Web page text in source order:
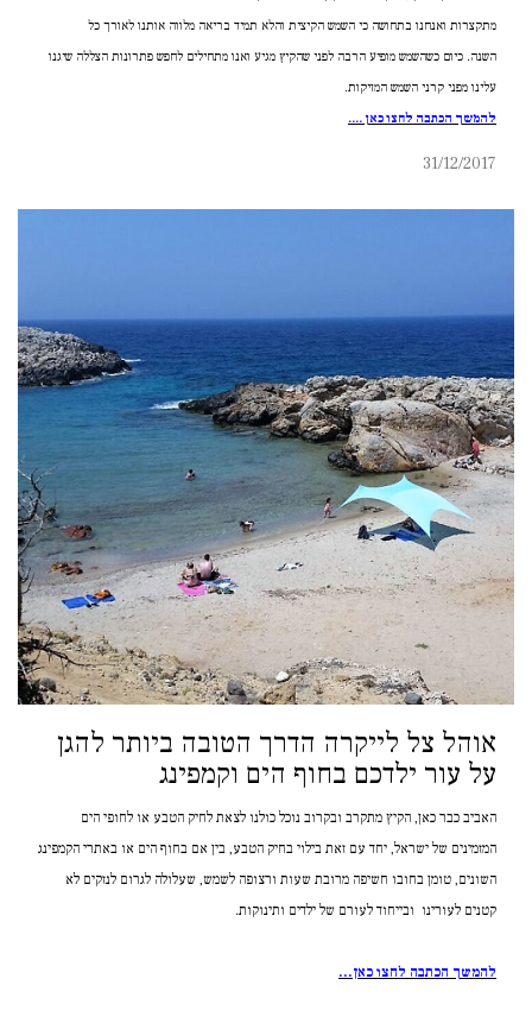
מתקצרות ואנחנו בתחושה כי השמש הקיצית והלא תמיד בריאה מלווה אותנו לאורך כל
השנה. כיום כשהשמש מופיע הרבה לפני שהקיץ מגיע ואנו מתחילים לחפש פתרונות הצללה שיגנו
עלינו מפני קרני השמש המזיקות.
להמשך הכתבה לחצו כאן ....
31/12/2017
אוהל צל לייקרה הדרך הטובה ביותר להגן
על עור ילדכם בחוף הים וקמפינג
האביב כבר כאן, הקיץ מתקרב ובקרוב נוכל כולנו לצאת לחיק הטבע או לחופי הים
המזמינים של ישראל, יחד עם זאת בילוי בחיק הטבע, בין אם בחוף הים או באתרי הקמפינג
השונים, טומן בחובו חשיפה מרובת שעות ורצופה לשמש, שעלולה לגרום לנזקים לא
קטנים לעורינו ובייחוד לעורם של ילדים ותינוקות.
להמשך הכתבה לחצו כאן...